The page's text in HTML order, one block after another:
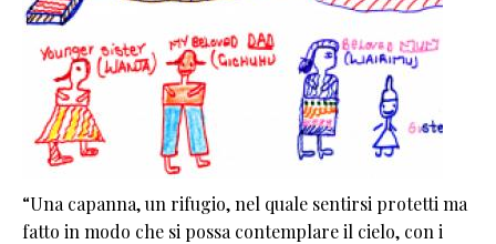
“Una capanna, un rifugio, nel quale sentirsi protetti ma
fatto in modo che si possa contemplare il cielo, con i